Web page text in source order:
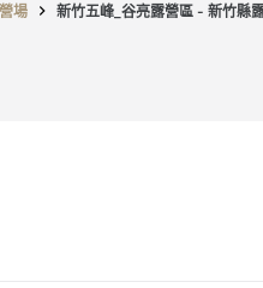
場 新竹五峰_谷亮露營區 - 新竹縣